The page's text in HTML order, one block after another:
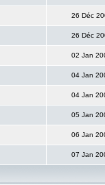
26 Déc
26 Déc
02 Jan
04 Jan
04 Jan
05 Jan
06 Jan
07 Jan